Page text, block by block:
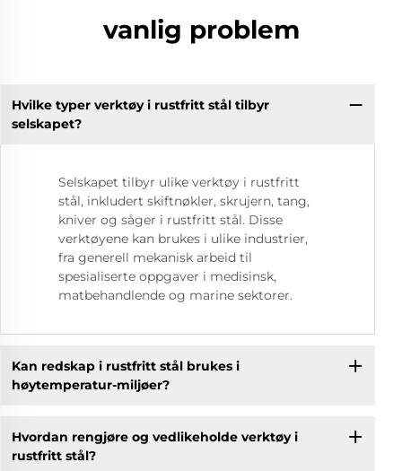
vanlig problem
Hvilke typer verktøy i rustfritt stål tilbyr
selskapet?
Selskapet tilbyr ulike verktøy i rustfritt
stål, inkludert skiftnøkler, skrujern, tang,
kniver og såger i rustfritt stål. Disse
verktøyene kan brukes i ulike industrier,
fra generell mekanisk arbeid til
spesialiserte oppgaver i medisinsk,
matbehandlende og marine sektorer.
Kan redskap i rustfritt stål brukes i
høytemperatur-miljøer?
Hvordan rengjøre og vedlikeholde verktøy i
rustfritt stål?